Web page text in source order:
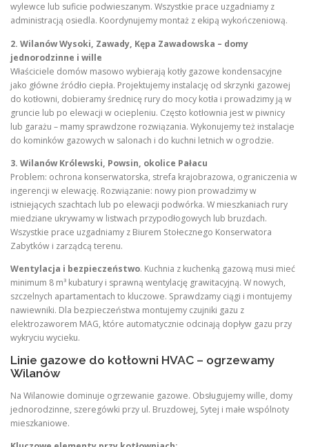
wylewce lub suficie podwieszanym. Wszystkie prace uzgadniamy z
administracją osiedla. Koordynujemy montaż z ekipą wykończeniową.
2. Wilanów Wysoki, Zawady, Kępa Zawadowska – domy
jednorodzinne i wille
Właściciele domów masowo wybierają kotły gazowe kondensacyjne
jako główne źródło ciepła. Projektujemy instalację od skrzynki gazowej
do kotłowni, dobieramy średnicę rury do mocy kotła i prowadzimy ją w
gruncie lub po elewacji w ociepleniu. Często kotłownia jest w piwnicy
lub garażu – mamy sprawdzone rozwiązania. Wykonujemy też instalacje
do kominków gazowych w salonach i do kuchni letnich w ogrodzie.
3. Wilanów Królewski, Powsin, okolice Pałacu
Problem: ochrona konserwatorska, strefa krajobrazowa, ograniczenia w
ingerencji w elewację. Rozwiązanie: nowy pion prowadzimy w
istniejących szachtach lub po elewacji podwórka. W mieszkaniach rury
miedziane ukrywamy w listwach przypodłogowych lub bruzdach.
Wszystkie prace uzgadniamy z Biurem Stołecznego Konserwatora
Zabytków i zarządcą terenu.
Wentylacja i bezpieczeństwo. Kuchnia z kuchenką gazową musi mieć
minimum 8 m³ kubatury i sprawną wentylację grawitacyjną. W nowych,
szczelnych apartamentach to kluczowe. Sprawdzamy ciągi i montujemy
nawiewniki. Dla bezpieczeństwa montujemy czujniki gazu z
elektrozaworem MAG, które automatycznie odcinają dopływ gazu przy
wykryciu wycieku.
Linie gazowe do kotłowni HVAC – ogrzewamy
Wilanów
Na Wilanowie dominuje ogrzewanie gazowe. Obsługujemy wille, domy
jednorodzinne, szeregówki przy ul. Bruzdowej, Sytej i małe wspólnoty
mieszkaniowe.